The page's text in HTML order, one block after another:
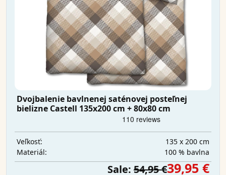
Dvojbalenie bavlnenej saténovej posteľnej
bielizne Castell 135x200 cm + 80x80 cm
Veľkosť:
135 x 200 cm
Materiál:
100 % bavlna
Sale: 54,95 €39,95 €